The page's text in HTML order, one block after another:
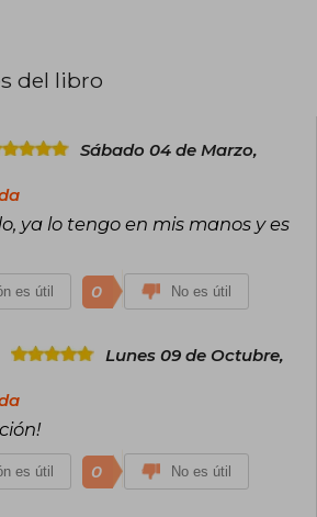
del libro
Sábado 04 de Marzo,
ya lo tengo en mis manos y es
es útil 0 No es útil
Lunes 09 de Octubre,
es útil 0 No es útil